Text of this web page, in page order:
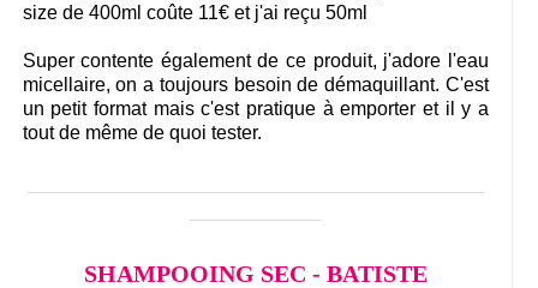
size de 400ml coûte 11€ et j'ai reçu 50ml
Super contente également de ce produit, j'adore l'eau
micellaire, on a toujours besoin de démaquillant. C'est
un petit format mais c'est pratique à emporter et il y a
tout de même de quoi tester.
SHAMPOOING SEC - BATISTE